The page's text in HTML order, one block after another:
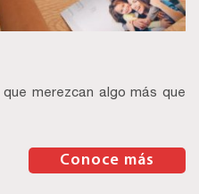
merezcan algo más que
Conoce más